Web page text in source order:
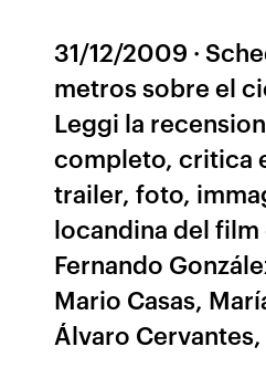
31/12/2009 ·
metros sobre el
Leggi la
completo, critica
trailer, foto,
locandina del
Fernando
Mario Casas,
Álvaro